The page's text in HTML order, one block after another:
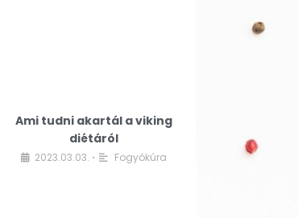
Ami tudni akartál a viking
diétáról
2023.03.03. • Fogyókúra